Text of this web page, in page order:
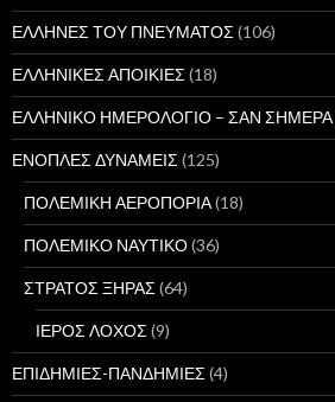
ΕΛΛΗΝΕΣ ΤΟΥ ΠΝΕΥΜΑΤΟΣ (106)
ΕΛΛΗΝΙΚΕΣ ΑΠΟΙΚΙΕΣ (18)
ΕΛΛΗΝΙΚΟ ΗΜΕΡΟΛΟΓΙΟ – ΣΑΝ ΣΗΜΕΡΑ
ΕΝΟΠΛΕΣ ΔΥΝΑΜΕΙΣ (125)
ΠΟΛΕΜΙΚΗ ΑΕΡΟΠΟΡΙΑ(18)
ΠΟΛΕΜΙΚΟ ΝΑΥΤΙΚΟ(36)
ΣΤΡΑΤΟΣ ΞΗΡΑΣ (64)
ΙΕΡΟΣ ΛΟΧΟΣ (9)
ΕΠΙΔΗΜΙΕΣ-ΠΑΝΔΗΜΙΕΣ (4)